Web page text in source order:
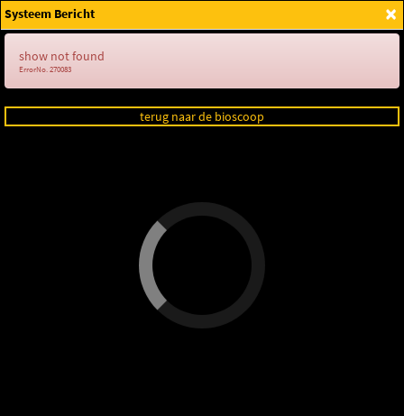
Login
×
Systeem Bericht
show not found
ErrorNo. 270083
terug naar de bioscoop